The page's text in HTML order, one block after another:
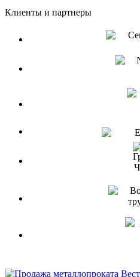
Клиенты и партнеры